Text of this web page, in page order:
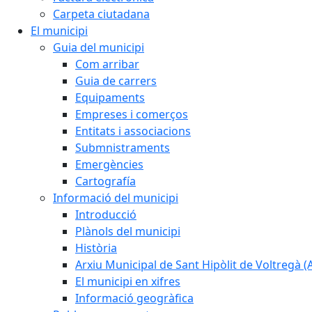
Carpeta ciutadana
El municipi
Guia del municipi
Com arribar
Guia de carrers
Equipaments
Empreses i comerços
Entitats i associacions
Submnistraments
Emergències
Cartografía
Informació del municipi
Introducció
Plànols del municipi
Història
Arxiu Municipal de Sant Hipòlit de Voltregà
El municipi en xifres
Informació geogràfica